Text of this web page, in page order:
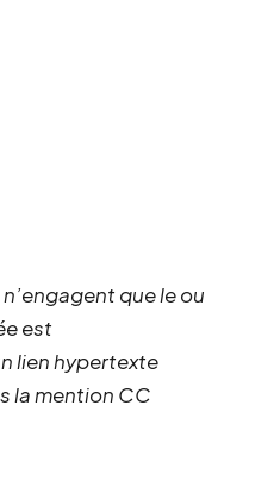
que le ou
est
lien hypertexte
la mention CC